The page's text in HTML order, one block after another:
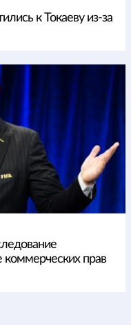
к Токаеву из-за
прав